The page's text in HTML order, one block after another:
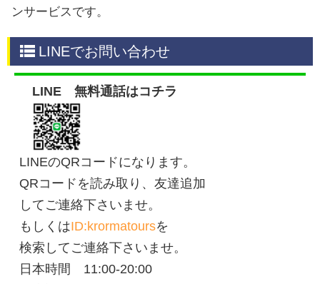
ンサービスです。
​​LINEでお問い合わせ
LINE 無料通話はコチラ
LINEのQRコードになります。
QRコードを読み取り、友達追加
してご連絡下さいませ。
もしくはID:krormatoursを
検索してご連絡下さいませ。
日本時間 11:00-20:00